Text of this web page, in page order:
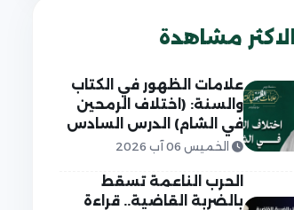
الاكثر مشاهدة
علامات الظهور في الكتاب
والسنة: (اختلاف الرمحين
في الشام) الدرس السادس
الخميس 06 آب 2026
الحرب الناعمة تسقط
بالضربة القاضية.. قراءة